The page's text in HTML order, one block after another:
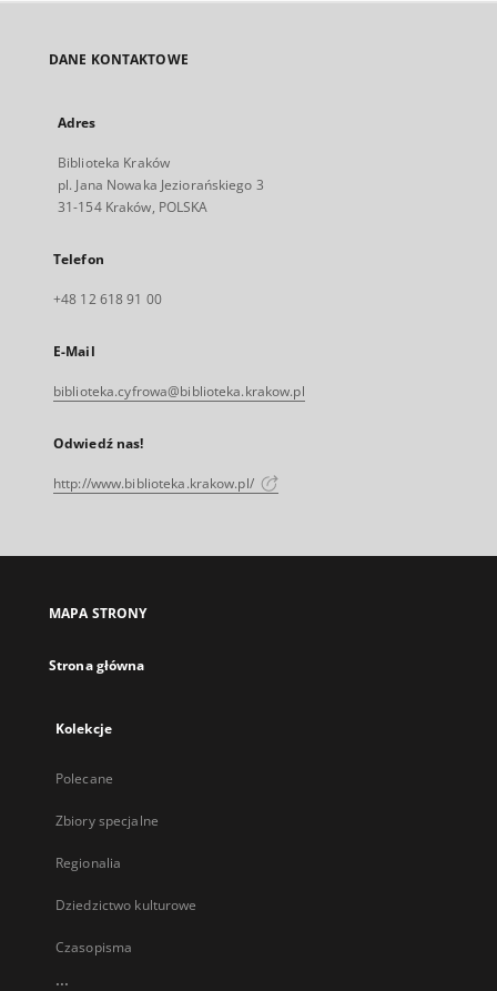
DANE KONTAKTOWE
Adres
Biblioteka Kraków
pl. Jana Nowaka Jeziorańskiego 3
31-154 Kraków, POLSKA
Telefon
+48 12 618 91 00
E-Mail
biblioteka.cyfrowa@biblioteka.krakow.pl
Odwiedź nas!
http://www.biblioteka.krakow.pl/
MAPA STRONY
Strona główna
Kolekcje
Polecane
Zbiory specjalne
Regionalia
Dziedzictwo kulturowe
Czasopisma
...